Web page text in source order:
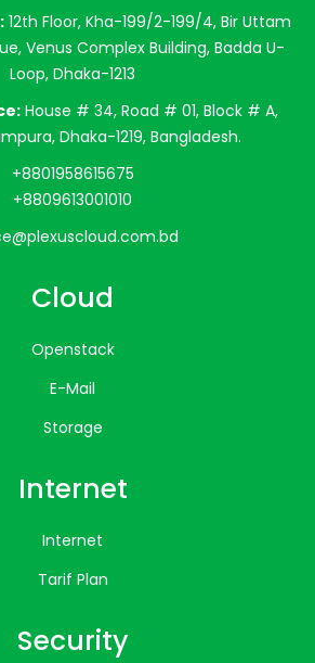
12th Floor, Kha-199/2-199/4, Bir Uttam
Venus Complex Building, Badda U-
Loop, Dhaka-1213
House # 34, Road # 01, Block # A,
Dhaka-1219, Bangladesh.
+8801958615675
+8809613001010
Cloud
Openstack
E-Mail
Storage
Internet
Internet
Tarif Plan
Security